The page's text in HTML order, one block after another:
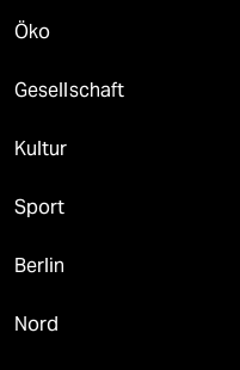
Öko
Gesellschaft
Kultur
Sport
Berlin
Nord